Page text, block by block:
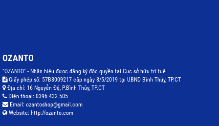
OZANTO
"OZANTO" - Nhãn hiệu được đăng ký độc quyền tại Cục sở hữu trí tuệ
Giấy phép số: 57B8009217 cấp ngày 8/5/2019 tại UBND Bình Thủy, TP.CT
Địa chỉ: 16 Nguyễn Đệ, P.Bình Thủy, TP.CT
Điện thoại: 0396 432 505
Email: ozantoshop@gmail.com
Website: http://ozanto.com